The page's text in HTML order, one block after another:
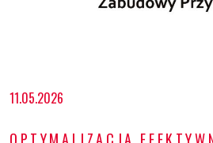
11.05.2026
OPTYMALIZACJA